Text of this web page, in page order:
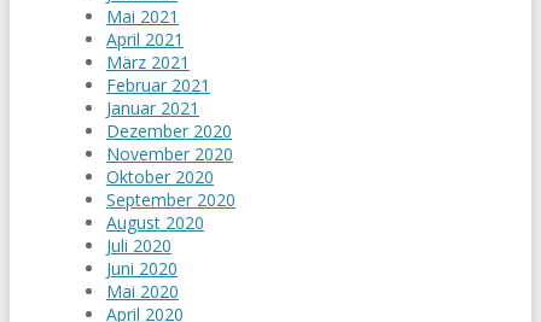
Mai 2021
April 2021
März 2021
Februar 2021
Januar 2021
Dezember 2020
November 2020
Oktober 2020
September 2020
August 2020
Juli 2020
Juni 2020
Mai 2020
April 2020